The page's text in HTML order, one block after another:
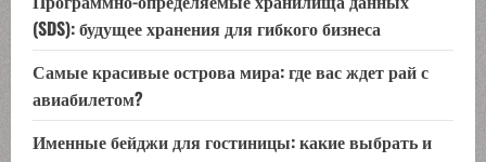
(SDS): будущее хранения для гибкого бизнеса
Самые красивые острова мира: где вас ждет рай с
авиабилетом?
Именные бейджи для гостиницы: какие выбрать и